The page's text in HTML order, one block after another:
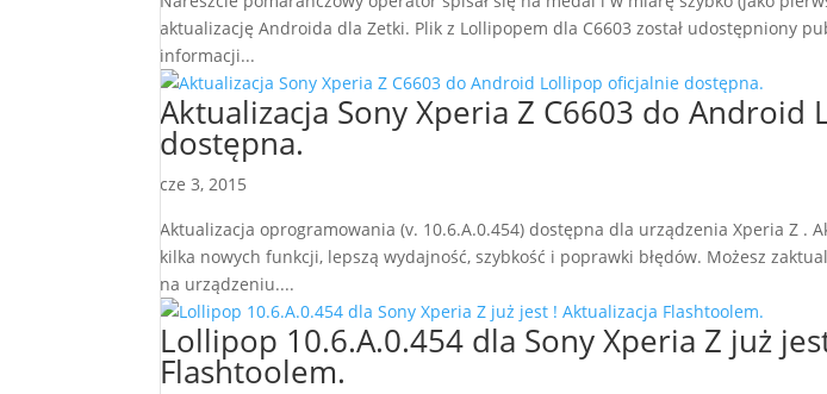
aktualizację Androida dla Zetki. Plik z Lollipopem dla C6603 został udostępniony
informacji...
Aktualizacja Sony Xperia Z C6603 do
dostępna.
cze 3, 2015
Aktualizacja oprogramowania (v. 10.6.A.0.454) dostępna dla urządzenia Xperia Z .
kilka nowych funkcji, lepszą wydajność, szybkość i poprawki błędów. Możesz
na urządzeniu....
Lollipop 10.6.A.0.454 dla Sony Xperia Z już
Flashtoolem.